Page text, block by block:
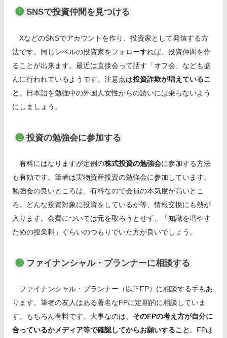
❶SNSで投資仲間を見つける
XなどのSNSでアカウントを作り、投資家として発信する方
法です。同じレベルの投資家をフォローすれば、投資仲間を作
ることが出来ます。最近は直接会って話す「オフ会」なども盛
んに行われているようです。注意点は投資詐欺が増えているこ
と 。日本語を勉強中の外国人女性からの誘いには乗らないよう
にしましょう。
❷投資の勉強会に参加する
有料にはなりますが定例の株式投資の勉強会に参加する方法
も有効です。筆者は実物資産投資の勉強会に参加しています。
勉強会の良いところは、有料なので会員の本気度が高いとこ
ろ。どんな投資対象に投資をしているか等、情報交換にも熱が
入ります。会費については元を取ろうとせず、「知識を増やす
ための授業料」ぐらいのつもりでいた方が良いでしょう。
❸ファイナンシャル・プランナーに相談する
ファイナンシャル・プランナー（以下FP）に相談する手もあ
ります。筆者の友人はある著名なFPに定期的に相談していま
す。もちろん有料です。大事なのは、 そのFPの考え方が自分に
合っているかメディア等で確認してからお願いすること 。FPは